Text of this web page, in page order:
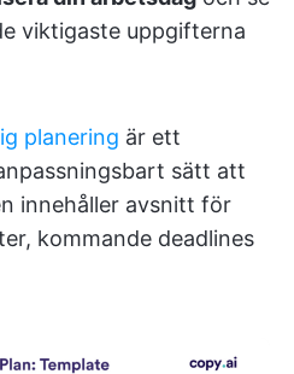
viktigaste uppgifterna
planering är ett
sätt att
innehåller avsnitt för
kommande deadlines